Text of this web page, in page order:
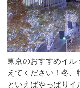
イ
ル
ミ
ネ
ー
シ
東京のおすすめイル
えてください！冬
といえばやっぱりイ